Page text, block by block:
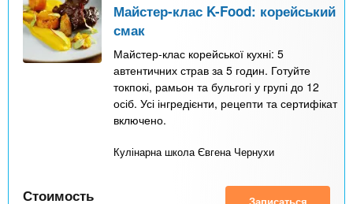
Майстер-клас K-Food: корейський
смак
Майстер-клас корейської кухні: 5
автентичних страв за 5 годин. Готуйте
токпокі, рамьон та бульгогі у групі до 12
осіб. Усі інгредієнти, рецепти та сертифікат
включено.
Кулінарна школа Євгена Чернухи
Стоимость Записаться